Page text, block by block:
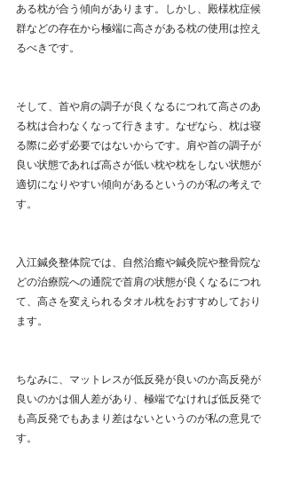
ある枕が合う傾向があります。しかし、殿様枕症候
群などの存在から極端に高さがある枕の使用は控え
るべきです。
そして、首や肩の調子が良くなるにつれて高さのあ
る枕は合わなくなって行きます。なぜなら、枕は寝
る際に必ず必要ではないからです。肩や首の調子が
良い状態であれば高さが低い枕や枕をしない状態が
適切になりやすい傾向があるというのが私の考えで
す。
入江鍼灸整体院では、自然治癒や鍼灸院や整骨院な
どの治療院への通院で首肩の状態が良くなるにつれ
て、高さを変えられるタオル枕をおすすめしており
ます。
ちなみに、マットレスが低反発が良いのか高反発が
良いのかは個人差があり、極端でなければ低反発で
も高反発でもあまり差はないというのが私の意見で
す。